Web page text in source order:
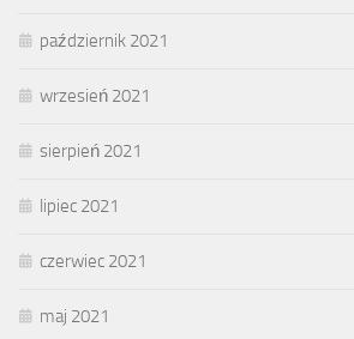
październik 2021
wrzesień 2021
sierpień 2021
lipiec 2021
czerwiec 2021
maj 2021